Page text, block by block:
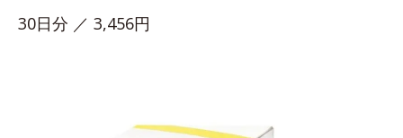
30日分 ／ 3,456円